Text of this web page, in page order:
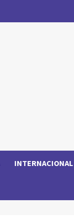
INTERNACIONAL